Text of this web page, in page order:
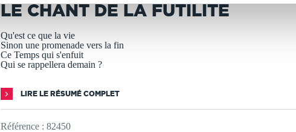
LE CHANT DE LA FUTILITÉ
Qu'est ce que la vie
Sinon une promenade vers la fin
Ce Temps qui s'enfuit
Qui se rappellera demain ?
LIRE LE RÉSUMÉ COMPLET
Référence : 82450